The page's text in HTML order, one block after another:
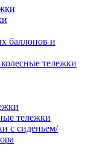
баллонов и
тележки
тележки
с сиденьем/